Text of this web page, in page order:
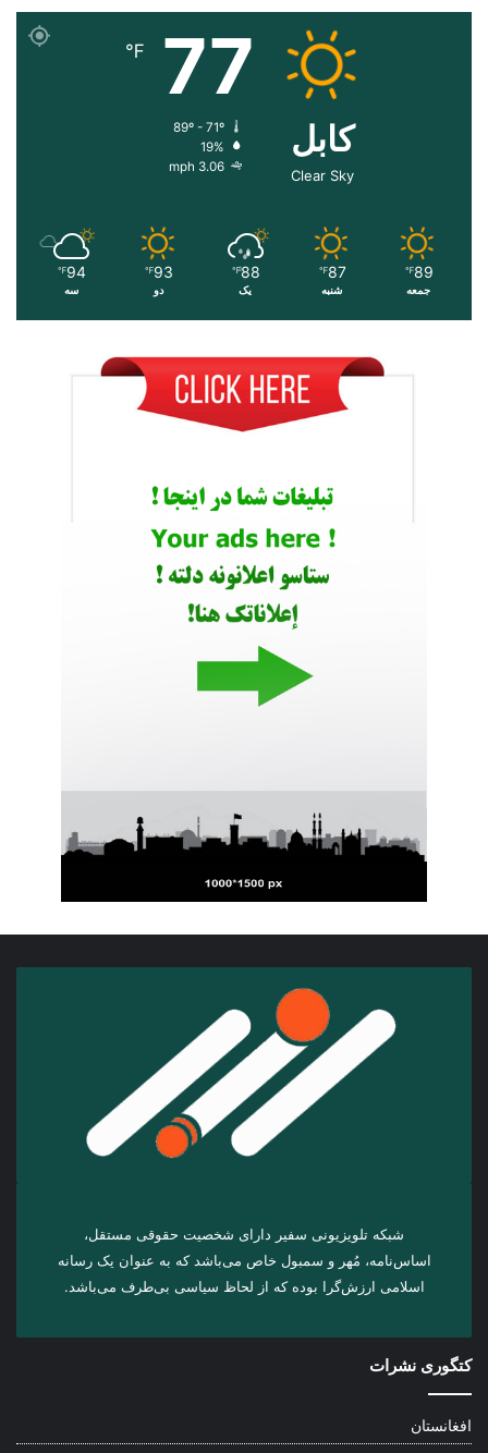
کابل
Clear Sky
77
℉
19%
3.06 mph
89
℉
جمعه
87
℉
شنبه
88
℉
یک
93
℉
دو
94
℉
سه
شبکه تلویزیونی سفیر دارای شخصیت حقوقی مستقل،
اساس‌نامه، مُهر و سمبول خاص می‌باشد که به عنوان یک رسانه
اسلامی ارزش‌گرا بوده که از لحاظ سیاسی بی‌طرف می‌باشد.
کتگوری نشرات
افغانستان